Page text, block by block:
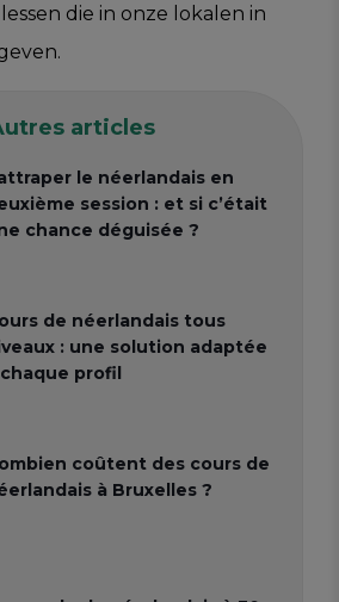
die in onze lokalen in
articles
le néerlandais en
session : et si c’était
chance déguisée ?
de néerlandais tous
: une solution adaptée
profil
coûtent des cours de
à Bruxelles ?